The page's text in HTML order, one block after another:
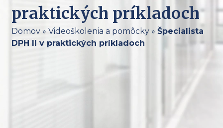
praktických príkladoch
Domov» Videoškolenia a pomôcky» Špecialista
DPH II v praktických príkladoch